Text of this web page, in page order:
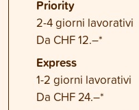
Priority
2-4 giorni lavorativi
Da CHF 12.–*
Express
1-2 giorni lavorativi
Da CHF 24.–*